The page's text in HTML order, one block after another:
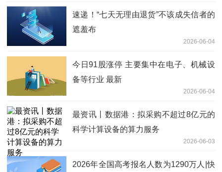
速递！“七天无理由退货”不该成失信者的
遮羞布
2026-06-04
今日91股涨停 主要集中在电子、机械设
备等行业 最新
2026-06-04
最资讯丨数据港：拟采购不超过8亿元的
科学计算设备的算力服务
2026-06-03
2026年全国高考报名人数为1290万人|快